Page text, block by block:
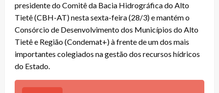
presidente do Comitê da Bacia Hidrográfica do Alto
Tietê (CBH-AT) nesta sexta-feira (28/3) e mantém o
Consórcio de Desenvolvimento dos Municípios do Alto
Tietê e Região (Condemat+) à frente de um dos mais
importantes colegiados na gestão dos recursos hídricos
do Estado.